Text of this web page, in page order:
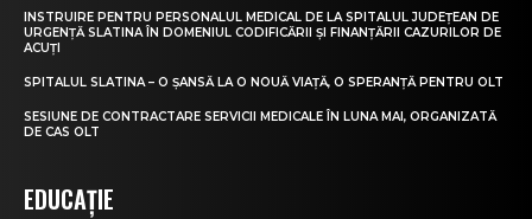
INSTRUIRE PENTRU PERSONALUL MEDICAL DE LA SPITALUL JUDEȚEAN DE
URGENȚĂ SLATINA ÎN DOMENIUL CODIFICĂRII ȘI FINANȚĂRII CAZURILOR DE
ACUȚI
SPITALUL SLATINA – O ȘANSĂ LA O NOUĂ VIAȚĂ, O SPERANȚĂ PENTRU OLT
SESIUNE DE CONTRACTARE SERVICII MEDICALE ÎN LUNA MAI, ORGANIZATĂ
DE CAS OLT
EDUCAȚIE